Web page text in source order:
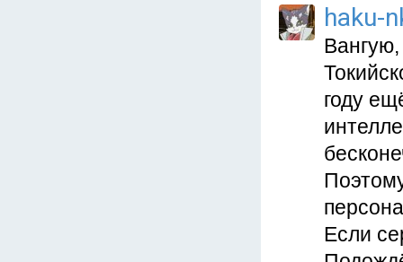
haku-
году
Если